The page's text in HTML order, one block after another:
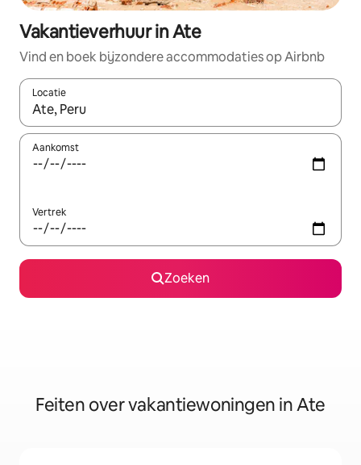
Vakantieverhuur in Ate
Vind en boek bijzondere accommodaties op Airbnb
Locatie
Wanneer er suggesties beschikbaar zijn, maak je een keuze
Aankomst
Vertrek
Zoeken
Feiten over vakantiewoningen in Ate